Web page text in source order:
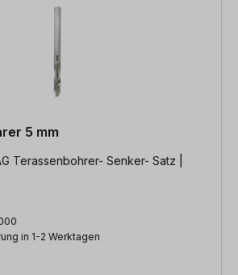
5 mm
Terassenbohrer- Senker- Satz |
in 1-2 Werktagen